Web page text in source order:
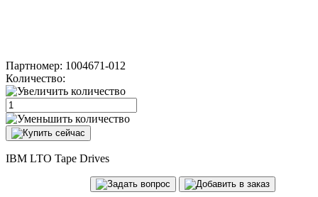
Партномер: 1004671-012
Количество:
IBM LTO Tape Drives